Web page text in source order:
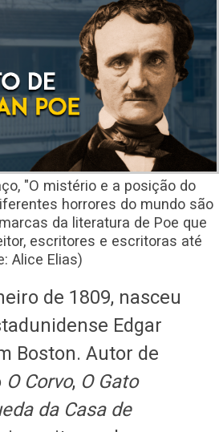
"O mistério e a posição do
horrores do mundo são
da literatura de Poe que
escritores e escritoras até
Alice Elias)
de 1809, nasceu
Edgar
Boston. Autor de
O Corvo, O Gato
da Casa de